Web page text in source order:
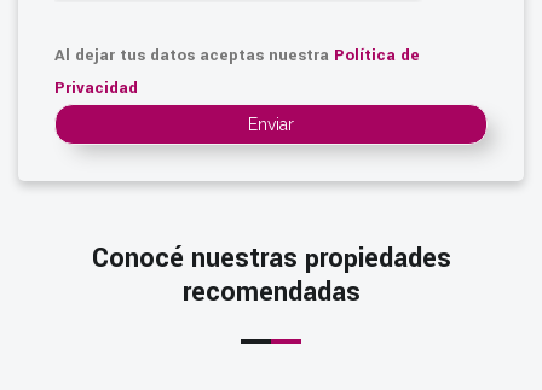
Al dejar tus datos aceptas nuestra Política de
Privacidad
Enviar
Conocé nuestras propiedades
recomendadas